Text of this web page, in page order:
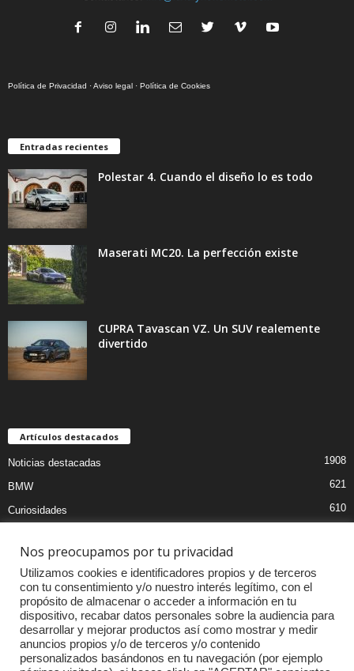
Política de Privacidad ·Aviso legal · Política de Cookies
Entradas recientes
Polestar 4. Cuando el diseño lo es todo
Maserati MC20. La perfección existe
CUPRA Tavascan VZ. Un SUV realemente
divertido
Artículos destacados
Noticias destacadas 1908
BMW 621
Curiosidades 610
Audi
MOTOS
Competiciones
Mercedes
Nos preocupamos por tu privacidad
Utilizamos cookies e identificadores propios y de terceros
con tu consentimiento y/o nuestro interés legítimo, con el
propósito de almacenar o acceder a información en tu
dispositivo, recabar datos personales sobre la audiencia para
desarrollar y mejorar productos así como mostrar y medir
anuncios propios y/o de terceros y/o contenido
personalizados basándonos en tu navegación (por ejemplo